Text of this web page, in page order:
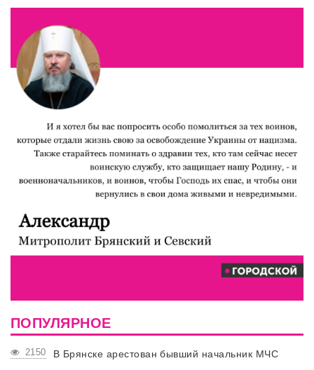
ПОПУЛЯРНОЕ
2150 В Брянске арестован бывший начальник МЧС